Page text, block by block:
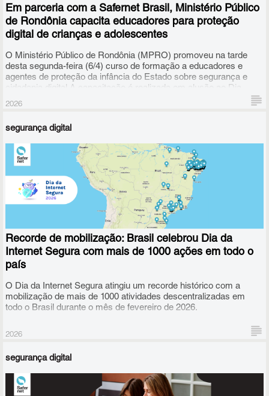
Em parceria com a Safernet Brasil, Ministério Público
de Rondônia capacita educadores para proteção
digital de crianças e adolescentes
O Ministério Público de Rondônia (MPRO) promoveu na tarde
desta segunda-feira (6/4) curso de formação a educadores e
agentes de proteção da infância do Estado sobre segurança e
cidadania digital.A capacitação é realizada em alusão ao Dia
Nacional de Combate ao Bullying e à Violência na Escola,
2026
segurança digital
Recorde de mobilização: Brasil celebrou Dia da
Internet Segura com mais de 1000 ações em todo o
país
O Dia da Internet Segura atingiu um recorde histórico com a
mobilização de mais de 1000 atividades descentralizadas em
todo o Brasil durante o mês de fevereiro de 2026.
2026
segurança digital